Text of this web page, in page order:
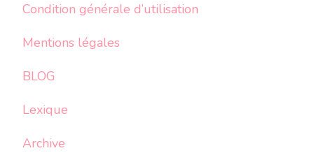
Condition générale d’utilisation
Mentions légales
BLOG
Lexique
Archive